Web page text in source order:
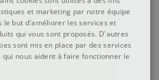
ENGLISH
et marketing par notre équipe
le but d'améliorer les services et
qui vous sont proposés. D'autres
sont mis en place par des services
qui nous aident à faire fonctionner le